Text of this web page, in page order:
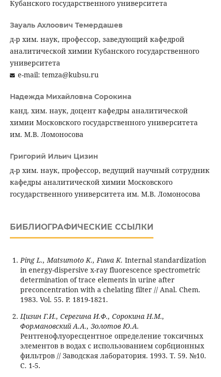
Кубанского государственного университета
Зауаль Ахлоович Темердашев
д-р хим. наук, профессор, заведующий кафедрой
аналитической химии Кубанского государственного
университета
e-mail: temza@kubsu.ru
Надежда Михайловна Сорокина
канд. хим. наук, доцент кафедры аналитической
химии Московского государственного университета
им. М.В. Ломоносова
Григорий Ильич Цизин
д-р хим. наук, профессор, ведущий научный сотрудник
кафедры аналитической химии Московского
государственного университета им. М.В. Ломоносова
БИБЛИОГРАФИЧЕСКИЕ ССЫЛКИ
Ping L., Matsumoto K., Fuwa K. Internal standardization
in energy-dispersive x-ray fluorescence spectrometric
determination of trace elements in urine after
preconcentration with a chelating filter // Anal. Chem.
1983. Vol. 55. P. 1819-1821.
Цизин Г.И., Серегина И.Ф., Сорокина Н.М.,
Формановский А.А., Золотов Ю.А.
Рентгенофлуоресцентное определение токсичных
элементов в водах с использованием сорбционных
фильтров // Заводская лаборатория. 1993. Т. 59. №10.
С. 1-5.